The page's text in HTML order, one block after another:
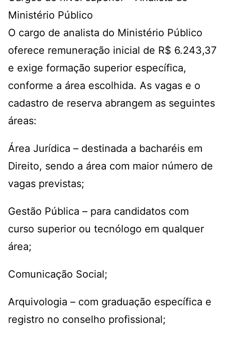
Ministério Público
O cargo de analista do Ministério Público
oferece remuneração inicial de R$ 6.243,37
e exige formação superior específica,
conforme a área escolhida. As vagas e o
cadastro de reserva abrangem as seguintes
áreas:
Área Jurídica – destinada a bacharéis em
Direito, sendo a área com maior número de
vagas previstas;
Gestão Pública – para candidatos com
curso superior ou tecnólogo em qualquer
área;
Comunicação Social;
Arquivologia – com graduação específica e
registro no conselho profissional;